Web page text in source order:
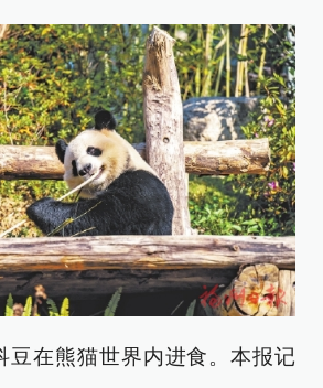
豆在熊猫世界内进食。本报记